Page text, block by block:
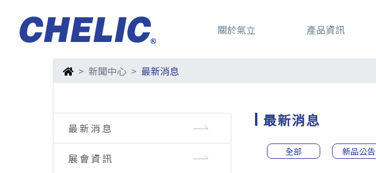
關於氣立 產品資訊
新聞中心 最新消息
最新消息
展會資訊
最新消息
全部 新品公告